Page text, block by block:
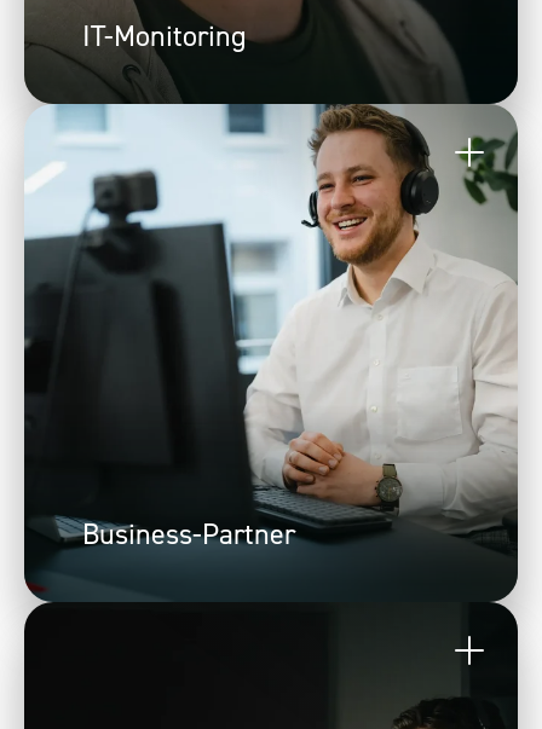
IT-Monitoring
Business-Partner